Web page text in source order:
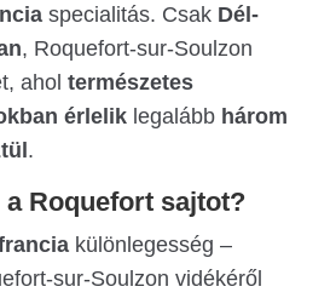
specialitás. Csak Dél-
, Roquefort-sur-Soulzon
ahol természetes
érleliklegalább három
.
Roquefort sajtot?
különlegesség –
sur-Soulzon vidékéről